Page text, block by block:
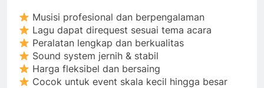
Musisi profesional dan berpengalaman
Lagu dapat direquest sesuai tema acara
Peralatan lengkap dan berkualitas
Sound system jernih & stabil
Harga fleksibel dan bersaing
Cocok untuk event skala kecil hingga besar